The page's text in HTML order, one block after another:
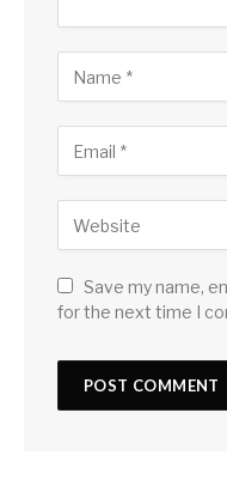
Save my name,
for the next time I